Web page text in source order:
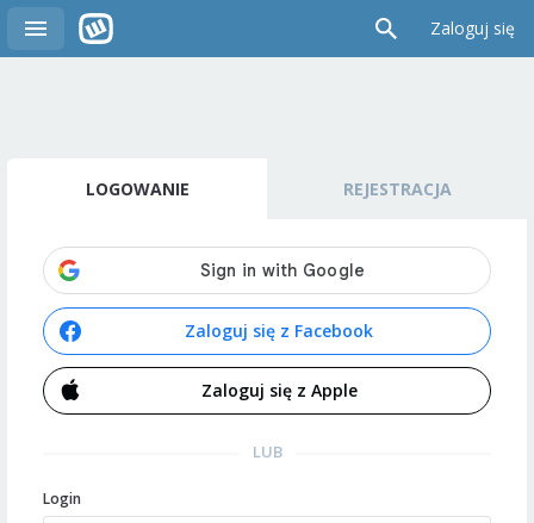
Zaloguj się
LOGOWANIE REJESTRACJA
Zaloguj się z Facebook
Zaloguj się z Apple
LUB
Login